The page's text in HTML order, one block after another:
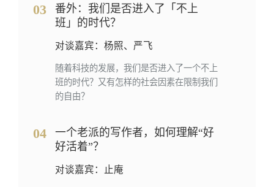
03
番外：我们是否进入了「不上
班」的时代？
对谈嘉宾：杨照、严飞
随着科技的发展，我们是否进入了一个不上
班的时代？又有怎样的社会因素在限制我们
的自由？
04
一个老派的写作者，如何理解“好
好活着”？
对谈嘉宾：止庵